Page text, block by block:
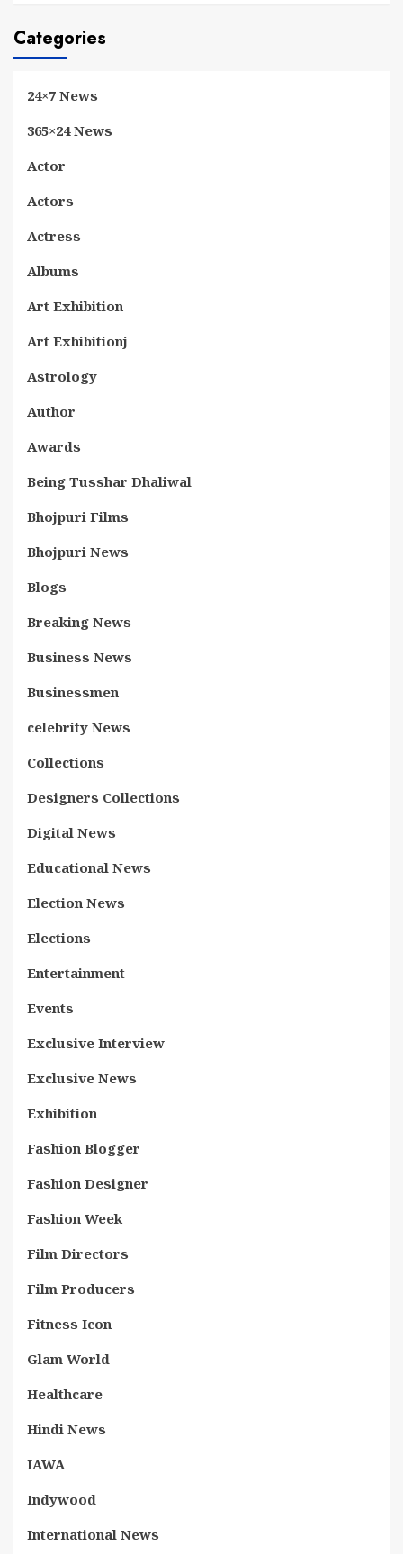
Categories
24×7 News
365×24 News
Actor
Actors
Actress
Albums
Art Exhibition
Art Exhibitionj
Astrology
Author
Awards
Being Tusshar Dhaliwal
Bhojpuri Films
Bhojpuri News
Blogs
Breaking News
Business News
Businessmen
celebrity News
Collections
Designers Collections
Digital News
Educational News
Election News
Elections
Entertainment
Events
Exclusive Interview
Exclusive News
Exhibition
Fashion Blogger
Fashion Designer
Fashion Week
Film Directors
Film Producers
Fitness Icon
Glam World
Healthcare
Hindi News
IAWA
Indywood
International News